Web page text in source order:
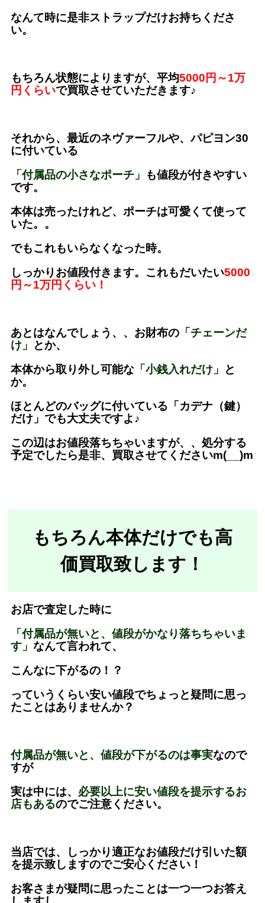
なんて時に是非ストラップだけお持ちくださ
い。
もちろん状態によりますが、平均5000円～1万
円くらいで買取させていただきます♪
それから、最近のネヴァーフルや、パピヨン30
に付いている
「付属品の小さなポーチ」
も値段が付きやすい
です。
本体は売ったけれど、ポーチは可愛くて使って
いた。。
でもこれもいらなくなった時。
しっかりお値段付きます。これもだいたい5000
円～1万円くらい！
あとはなんでしょう、、お財布の 「チェーンだ
け」
とか、
本体から取り外し可能な 「小銭入れだけ」
と
か。
ほとんどのバッグに付いている「カデナ（鍵）
だけ」でも大丈夫ですよ♪
この辺はお値段落ちちゃいますが、、処分する
予定でしたら是非、買取させてくださいm(__)m
もちろん本体だけでも高
価買取致します！
お店で査定した時に
「付属品が無いと、値段がかなり落ちちゃいま
す」なんて言われて、
こんなに下がるの！？
っていうくらい安い値段でちょっと疑問に思っ
たことはありませんか？
付属品が無いと、値段が下がるのは事実なので
すが
実は中には、 必要以上に安い値段を提示するお
店もあるのでご注意ください。
当店では、しっかり適正なお値段だけ引いた額
を提示致しますのでご安心ください！
お客さまが疑問に思ったことは一つ一つお答え